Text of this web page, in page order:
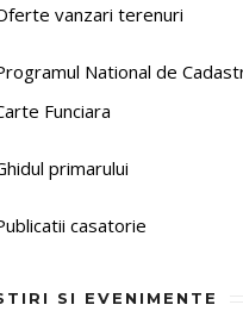
vanzari terenuri
National de
Funciara
primarului
casatorie
SI EVENIMENTE